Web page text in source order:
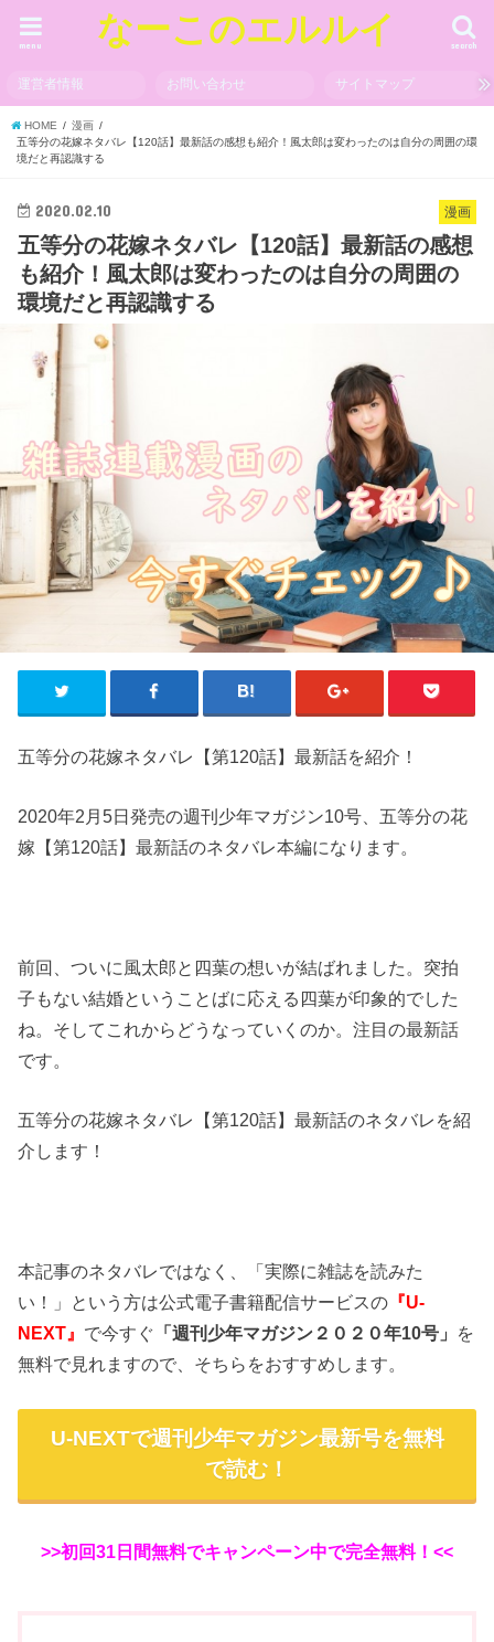
なーこのエルルイ search
menu
運営者情報 お問い合わせ サイトマップ
HOME
漫画
五等分の花嫁ネタバレ【120話】最新話の感想も紹介！風太郎は変わったのは自分の周囲の環
境だと再認識する
漫画
2020.02.10
五等分の花嫁ネタバレ【120話】最新話の感想
も紹介！風太郎は変わったのは自分の周囲の
環境だと再認識する
五等分の花嫁ネタバレ【第120話】最新話を紹介！
2020年2月5日発売の週刊少年マガジン10号、五等分の花
嫁【第120話】最新話のネタバレ本編になります。
前回、ついに風太郎と四葉の想いが結ばれました。突拍
子もない結婚ということばに応える四葉が印象的でした
ね。そしてこれからどうなっていくのか。注目の最新話
です。
五等分の花嫁ネタバレ【第120話】最新話のネタバレを紹
介します！
本記事のネタバレではなく、「実際に雑誌を読みた
い！」という方は公式電子書籍配信サービスの 『U-
NEXT』 で今すぐ 「週刊少年マガジン２０２０年10号」 を
無料で見れますので、そちらをおすすめします。
U-NEXTで週刊少年マガジン最新号を無料
で読む！
>>初回31日間無料でキャンペーン中で完全無料！<<